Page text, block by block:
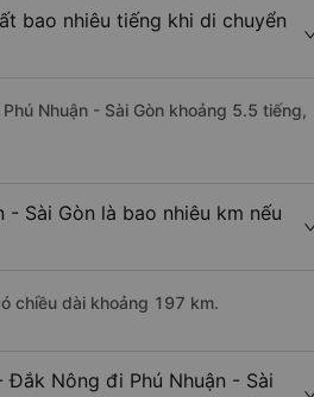
bao nhiêu tiếng khi di chuyển
Nhuận - Sài Gòn khoảng 5.5 tiếng,
Sài Gòn là bao nhiêu km nếu
chiều dài khoảng 197 km.
Nông đi Phú Nhuận - Sài